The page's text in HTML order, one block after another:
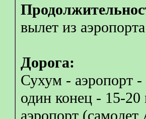
вылет из
Дорога:
Сухум - аэропорт
один конец - 15-
аэропорт